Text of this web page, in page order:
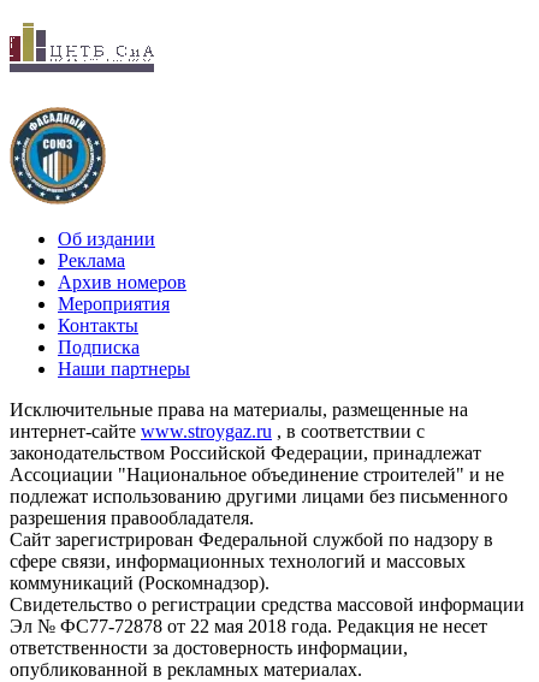
Об издании
Реклама
Архив номеров
Мероприятия
Контакты
Подписка
Наши партнеры
Исключительные права на материалы, размещенные на
интернет-сайте www.stroygaz.ru , в соответствии с
законодательством Российской Федерации, принадлежат
Ассоциации "Национальное объединение строителей" и не
подлежат использованию другими лицами без письменного
разрешения правообладателя.
Сайт зарегистрирован Федеральной службой по надзору в
сфере связи, информационных технологий и массовых
коммуникаций (Роскомнадзор).
Свидетельство о регистрации средства массовой информации
Эл № ФС77-72878 от 22 мая 2018 года. Редакция не несет
ответственности за достоверность информации,
опубликованной в рекламных материалах.